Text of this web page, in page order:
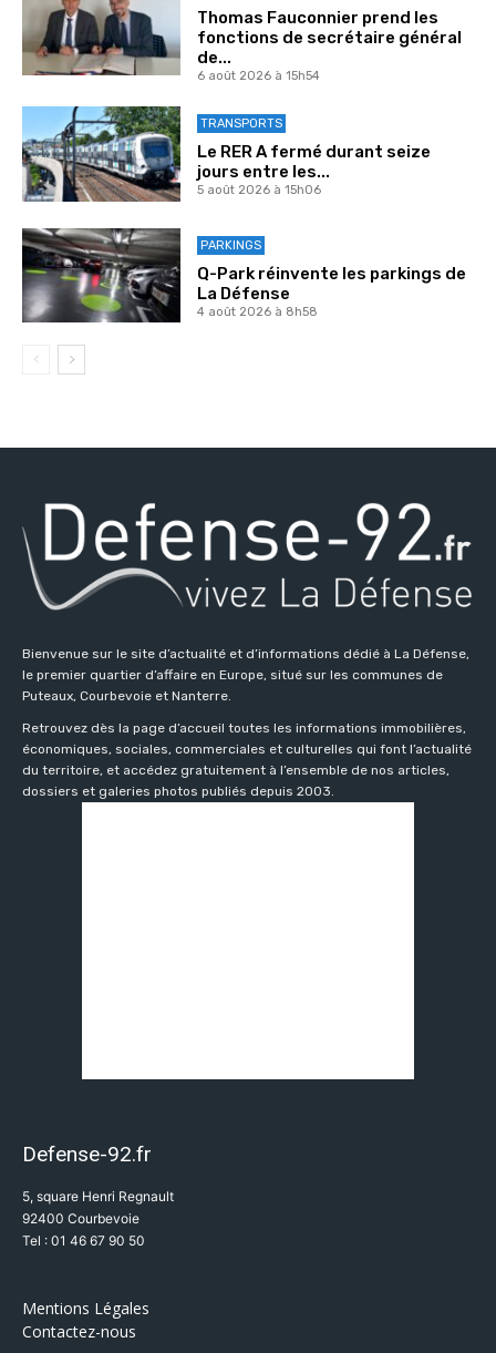
Thomas Fauconnier prend les
fonctions de secrétaire général
de...
6 août 2026 à 15h54
TRANSPORTS
Le RER A fermé durant seize
jours entre les...
5 août 2026 à 15h06
PARKINGS
Q-Park réinvente les parkings de
La Défense
4 août 2026 à 8h58
Bienvenue sur le site d’actualité et d’informations dédié à La Défense,
le premier quartier d’affaire en Europe, situé sur les communes de
Puteaux, Courbevoie et Nanterre.
Retrouvez dès la page d’accueil toutes les informations immobilières,
économiques, sociales, commerciales et culturelles qui font l’actualité
du territoire, et accédez gratuitement à l’ensemble de nos articles,
dossiers et galeries photos publiés depuis 2003.
Defense-92.fr
5, square Henri Regnault
92400 Courbevoie
Tel : 01 46 67 90 50
Mentions Légales
Contactez-nous